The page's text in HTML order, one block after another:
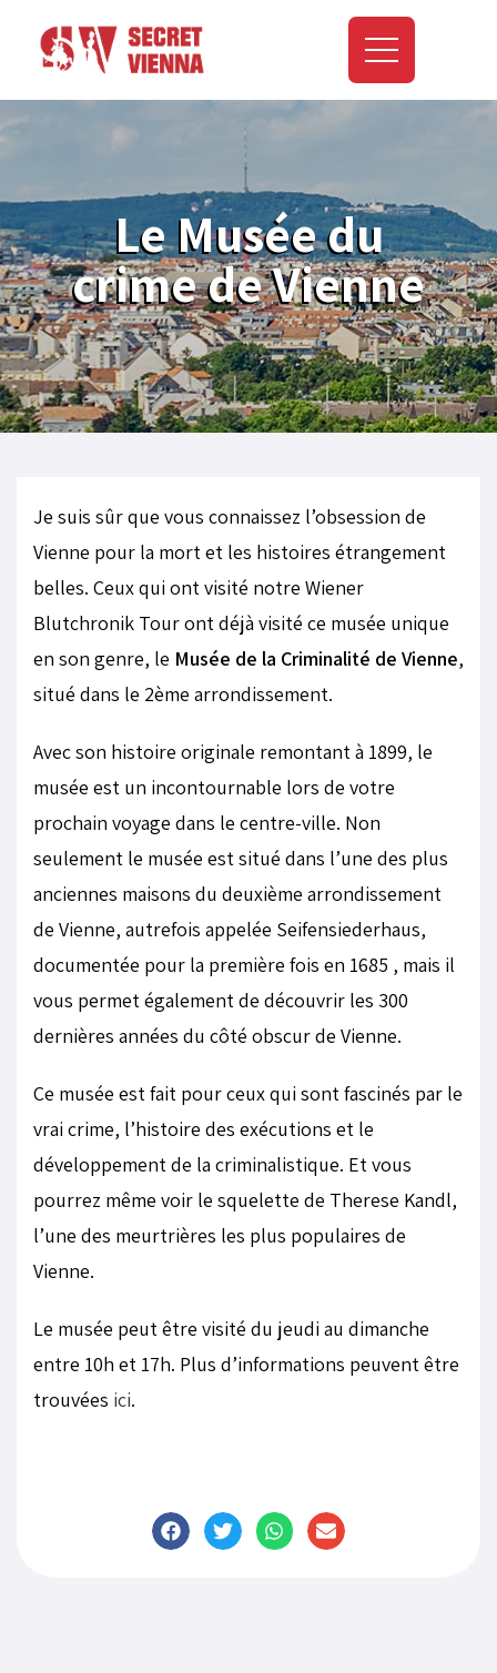
Le Musée du
crime de Vienne
Je suis sûr que vous connaissez l’obsession de
Vienne pour la mort et les histoires étrangement
belles. Ceux qui ont visité notre Wiener
Blutchronik Tour ont déjà visité ce musée unique
en son genre, le Musée de la Criminalité de Vienne,
situé dans le 2ème arrondissement.
Avec son histoire originale remontant à 1899, le
musée est un incontournable lors de votre
prochain voyage dans le centre-ville. Non
seulement le musée est situé dans l’une des plus
anciennes maisons du deuxième arrondissement
de Vienne, autrefois appelée Seifensiederhaus,
documentée pour la première fois en 1685 , mais il
vous permet également de découvrir les 300
dernières années du côté obscur de Vienne.
Ce musée est fait pour ceux qui sont fascinés par le
vrai crime, l’histoire des exécutions et le
développement de la criminalistique. Et vous
pourrez même voir le squelette de Therese Kandl,
l’une des meurtrières les plus populaires de
Vienne.
Le musée peut être visité du jeudi au dimanche
entre 10h et 17h. Plus d’informations peuvent être
trouvées ici.